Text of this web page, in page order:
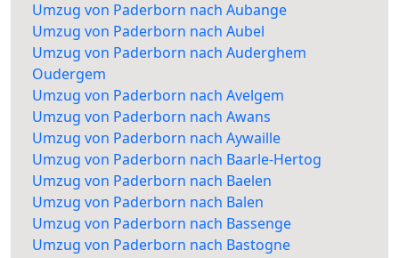
Umzug von Paderborn nach Aubange
Umzug von Paderborn nach Aubel
Umzug von Paderborn nach Auderghem
Oudergem
Umzug von Paderborn nach Avelgem
Umzug von Paderborn nach Awans
Umzug von Paderborn nach Aywaille
Umzug von Paderborn nach Baarle-Hertog
Umzug von Paderborn nach Baelen
Umzug von Paderborn nach Balen
Umzug von Paderborn nach Bassenge
Umzug von Paderborn nach Bastogne